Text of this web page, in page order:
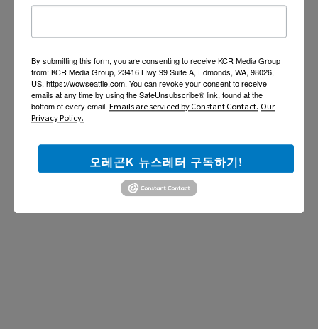
By submitting this form, you are consenting to receive KCR Media Group
from: KCR Media Group, 23416 Hwy 99 Suite A, Edmonds, WA, 98026,
US, https://wowseattle.com. You can revoke your consent to receive
emails at any time by using the SafeUnsubscribe® link, found at the
bottom of every email. Emails are serviced by Constant Contact. Our
Privacy Policy.
오레곤K 뉴스레터 구독하기!